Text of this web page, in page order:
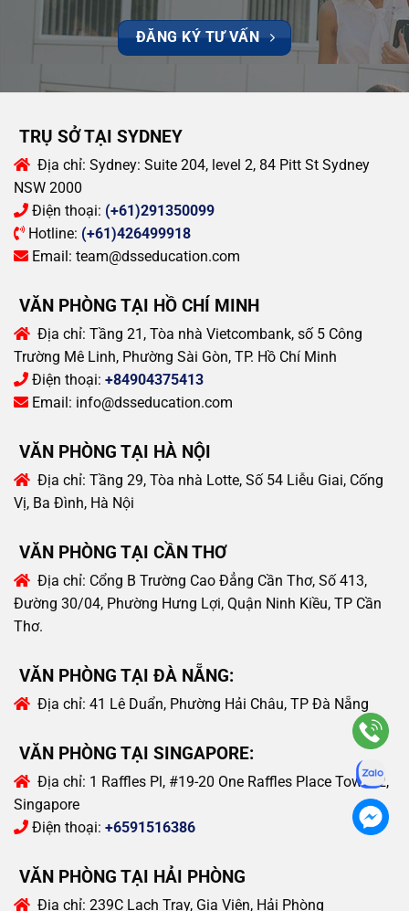
ĐĂNG KÝ TƯ VẤN
TRỤ SỞ TẠI SYDNEY
Địa chỉ: Sydney: Suite 204, level 2, 84 Pitt St Sydney
NSW 2000
Điện thoại: (+61)291350099
Hotline: (+61)426499918
Email: team@dsseducation.com
VĂN PHÒNG TẠI HỒ CHÍ MINH
Địa chỉ: Tầng 21, Tòa nhà Vietcombank, số 5 Công
Trường Mê Linh, Phường Sài Gòn, TP. Hồ Chí Minh
Điện thoại: +84904375413
Email: info@dsseducation.com
VĂN PHÒNG TẠI HÀ NỘI
Địa chỉ: Tầng 29, Tòa nhà Lotte, Số 54 Liễu Giai, Cống
Vị, Ba Đình, Hà Nội
VĂN PHÒNG TẠI CẦN THƠ
Địa chỉ: Cổng B Trường Cao Đẳng Cần Thơ, Số 413,
Đường 30/04, Phường Hưng Lợi, Quận Ninh Kiều, TP Cần
Thơ.
VĂN PHÒNG TẠI ĐÀ NẴNG:
Địa chỉ: 41 Lê Duẩn, Phường Hải Châu, TP Đà Nẵng
VĂN PHÒNG TẠI SINGAPORE:
Địa chỉ: 1 Raffles Pl, #19-20 One Raffles Place Tower 2,
Singapore
Điện thoại: +6591516386
VĂN PHÒNG TẠI HẢI PHÒNG
Địa chỉ: 239C Lạch Tray, Gia Viên, Hải Phòng